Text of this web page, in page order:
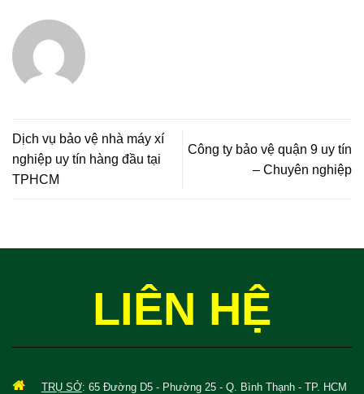
Dịch vụ bảo vệ nhà máy xí
nghiệp uy tín hàng đầu tại
TPHCM
Công ty bảo vệ quận 9 uy tín
– Chuyên nghiệp
LIÊN HỆ
TRỤ SỞ: 65 Đường D5 - Phường 25 - Q. Bình Thạnh - TP. HCM